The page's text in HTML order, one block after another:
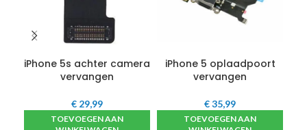
iPhone 5s achter camera
vervangen
€ 29,99
TOEVOEGEN AAN
iPhone 5 oplaadpoort
vervangen
€35,99
TOEVOEGEN AAN